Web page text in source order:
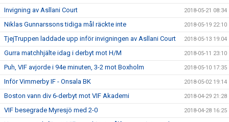
Invigning av Asllani Court 2018-05-21 08:34
Niklas Gunnarssons tidiga mål räckte inte 2018-05-19 22:10
TjejTruppen laddade upp inför invigningen av Asllani Court 2018-05-13 19:04
Gurra matchhjälte idag i derbyt mot H/M 2018-05-11 23:10
Puh, VIF avjorde i 94e minuten, 3-2 mot Boxholm 2018-05-10 17:35
Inför Vimmerby IF - Onsala BK 2018-05-02 19:14
Boston vann div 6-derbyt mot VIF Akademi 2018-04-29 21:28
VIF besegrade Myresjö med 2-0 2018-04-28 16:25